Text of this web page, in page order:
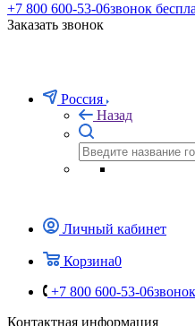
+7 800 600-53-06
Заказать звонок
Личный кабинет